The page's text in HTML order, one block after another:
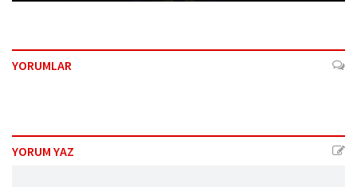
YORUMLAR
YORUM YAZ